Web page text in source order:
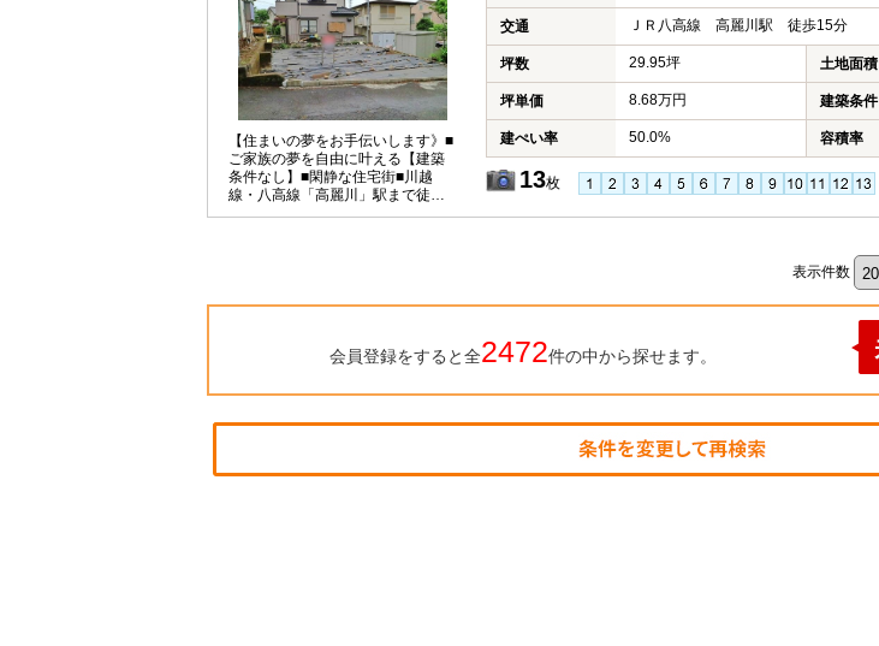
【住まいの夢をお手伝いします》■
ご家族の夢を自由に叶える【建築
条件なし】■閑静な住宅街■川越
線・八高線「高麗川」駅まで徒歩
15分！～バス便も充実！通勤通学
交通 ＪＲ八高線 高麗川駅 徒歩15分
坪数 29.95坪 土地面積
坪単価 8.68万円 建築条件
建ぺい率 50.0% 容積率
13枚
表示件数
会員登録をすると全2472件の中から探せます。